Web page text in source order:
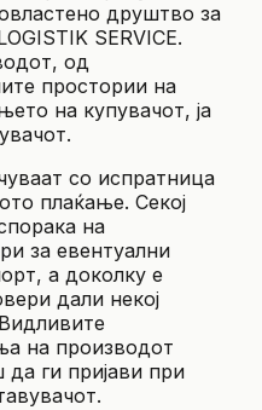
друштво за
SERVICE.
од
простории на
на купувачот, ја
со испратница
плаќање. Секој
на
за евентуални
а доколку е
дали некој
на производот
ги пријави при